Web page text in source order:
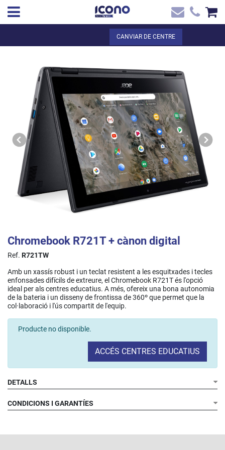
VEURE EL CISTELL
CA ✖
Inici
CANVIAR DE CENTRE
Chromebook R721T + cànon digital
Ref. R721TW
Amb un xassís robust i un teclat resistent a les esquitxades i tecles
enfonsades difícils de extreure, el Chromebook R721T és l'opció
ideal per als centres educatius. A més, ofereix una bona autonomia
de la bateria i un disseny de frontissa de 360º que permet que la
col·laboració i l'ús compartit de l'equip.
Producte no disponible.
ACCÉS CENTRES EDUCATIUS
DETALLS
CONDICIONS I GARANTÍES